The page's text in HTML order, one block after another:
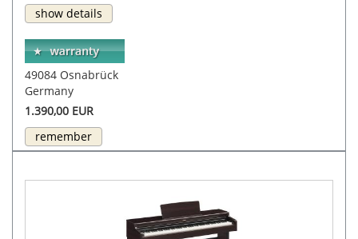
show details
49084 Osnabrück
Germany
1.390,00 EUR
remember